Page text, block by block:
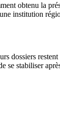
obtenu la
institution
dossiers restent
se stabiliser